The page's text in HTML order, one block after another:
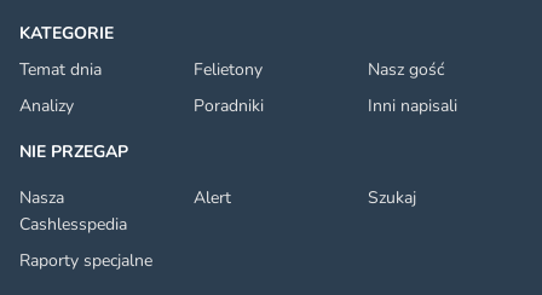
KATEGORIE
Temat dnia
Felietony
Nasz gość
Analizy
Poradniki
Inni napisali
NIE PRZEGAP
Nasza
Cashlesspedia
Alert Szukaj
Raporty specjalne